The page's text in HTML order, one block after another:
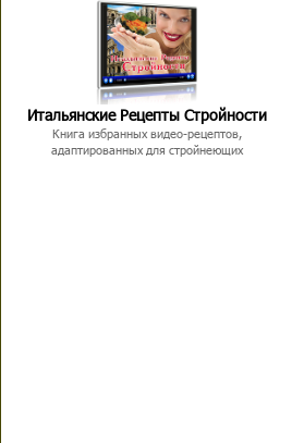
Итальянские Рецепты Стройности
Книга избранных видео-рецептов,
адаптированных для стройнеющих